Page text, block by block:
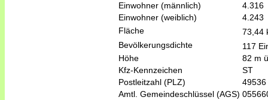
Einwohner (männlich)
4.316
Einwohner (weiblich)
4.243
Fläche
73,44
Bevölkerungsdichte
117
Höhe
82 m
Kfz-Kennzeichen
ST
Postleitzahl (PLZ)
49536
Amtl. Gemeindeschlüssel (AGS)